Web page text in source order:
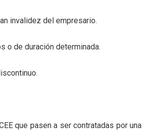
invalidez del empresario.
o de duración determinada.
que pasen a ser contratadas por una